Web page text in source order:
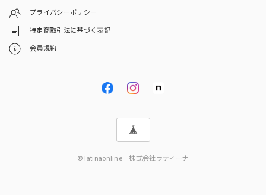
プライバシーポリシー
特定商取引法に基づく表記
会員規約
© latinaonline 株式会社ラティーナ